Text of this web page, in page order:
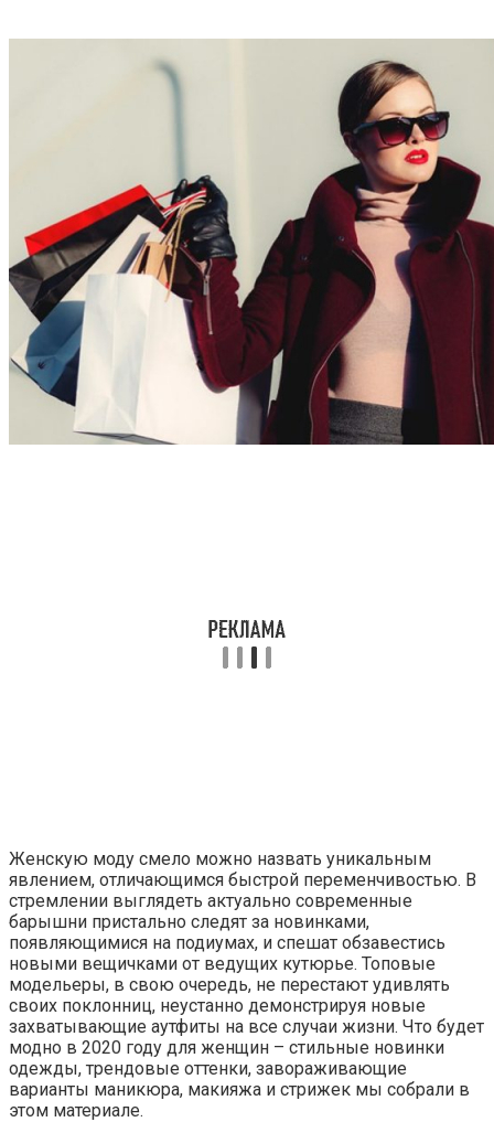
Женскую моду смело можно назвать уникальным
явлением, отличающимся быстрой переменчивостью. В
стремлении выглядеть актуально современные
барышни пристально следят за новинками,
появляющимися на подиумах, и спешат обзавестись
новыми вещичками от ведущих кутюрье. Топовые
модельеры, в свою очередь, не перестают удивлять
своих поклонниц, неустанно демонстрируя новые
захватывающие аутфиты на все случаи жизни. Что будет
модно в 2020 году для женщин – стильные новинки
одежды, трендовые оттенки, завораживающие
варианты маникюра, макияжа и стрижек мы собрали в
этом материале.